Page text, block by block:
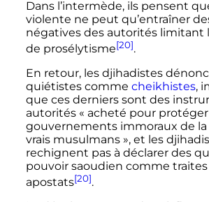
Dans l’intermède, ils pensent
violente ne peut qu’entraîner
négatives des autorités limitant
de prosélytisme[20].
En retour, les djihadistes
quiétistes comme cheikhistes,
que ces derniers sont des
autorités « acheté pour protéger
gouvernements immoraux de la
vrais musulmans », et les
rechignent pas à déclarer des
pouvoir saoudien comme
apostats[20].